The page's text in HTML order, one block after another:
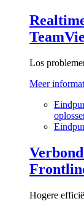
Los
Meer
Hogere